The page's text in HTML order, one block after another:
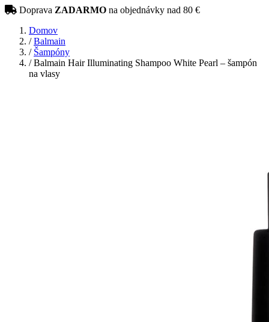
Doprava ZADARMO na objednávky nad 80 €
Domov
/ Balmain
/ Šampóny
/Balmain Hair Illuminating Shampoo White Pearl – šampón
na vlasy